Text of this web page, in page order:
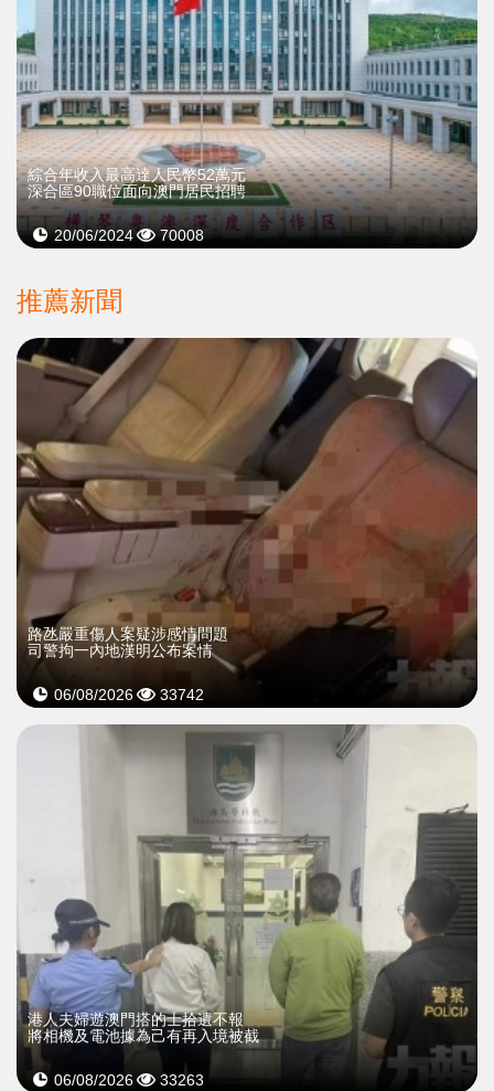
綜合年收入最高達人民幣52萬元
深合區90職位面向澳門居民招聘
20/06/2024 70008
推薦新聞
​路氹嚴重傷人案疑涉感情問題
司警拘一內地漢明公布案情
06/08/2026 33742
​港人夫婦遊澳門搭的士拾遺不報
將相機及電池據為己有再入境被截
06/08/2026 33263